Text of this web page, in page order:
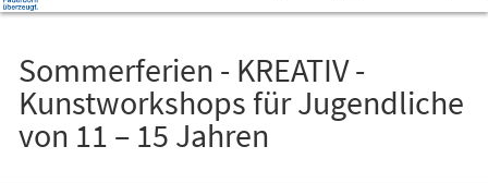
Sommerferien - KREATIV -
Kunstworkshops für Jugendliche
von 11 – 15 Jahren